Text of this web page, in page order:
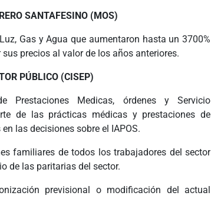
SANTAFESINO (MOS)
Gas y Agua que aumentaron hasta un 3700%
precios al valor de los años anteriores.
PÚBLICO (CISEP)
Prestaciones Medicas, órdenes y Servicio
de las prácticas médicas y prestaciones de
las decisiones sobre el IAPOS.
familiares de todos los trabajadores del sector
de las paritarias del sector.
previsional o modificación del actual